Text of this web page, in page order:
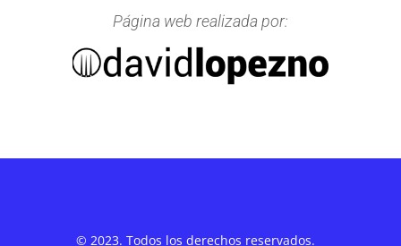
Página web realizada por:
© 2023. Todos los derechos reservados.